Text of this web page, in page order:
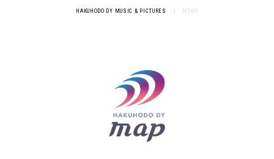
HAKUHODO DY MUSIC & PICTURES NEWS